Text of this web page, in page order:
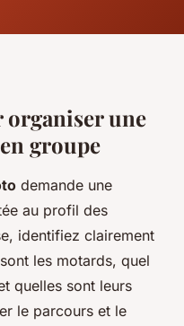
une
groupe
demande une
au profil des
identifiez clairement
les motards, quel
quelles sont leurs
le parcours et le